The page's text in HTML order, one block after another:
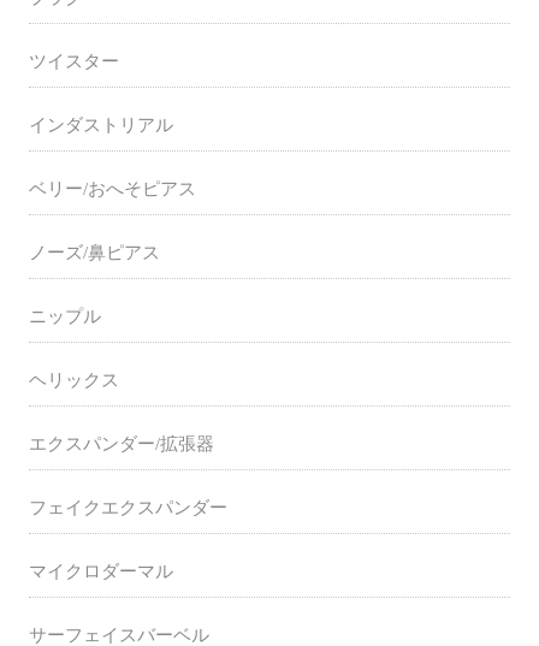
ツイスター
インダストリアル
ベリー/おへそピアス
ノーズ/鼻ピアス
ニップル
ヘリックス
エクスパンダー/拡張器
フェイクエクスパンダー
マイクロダーマル
サーフェイスバーベル